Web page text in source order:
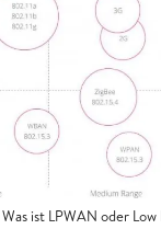
ist LPWAN oder